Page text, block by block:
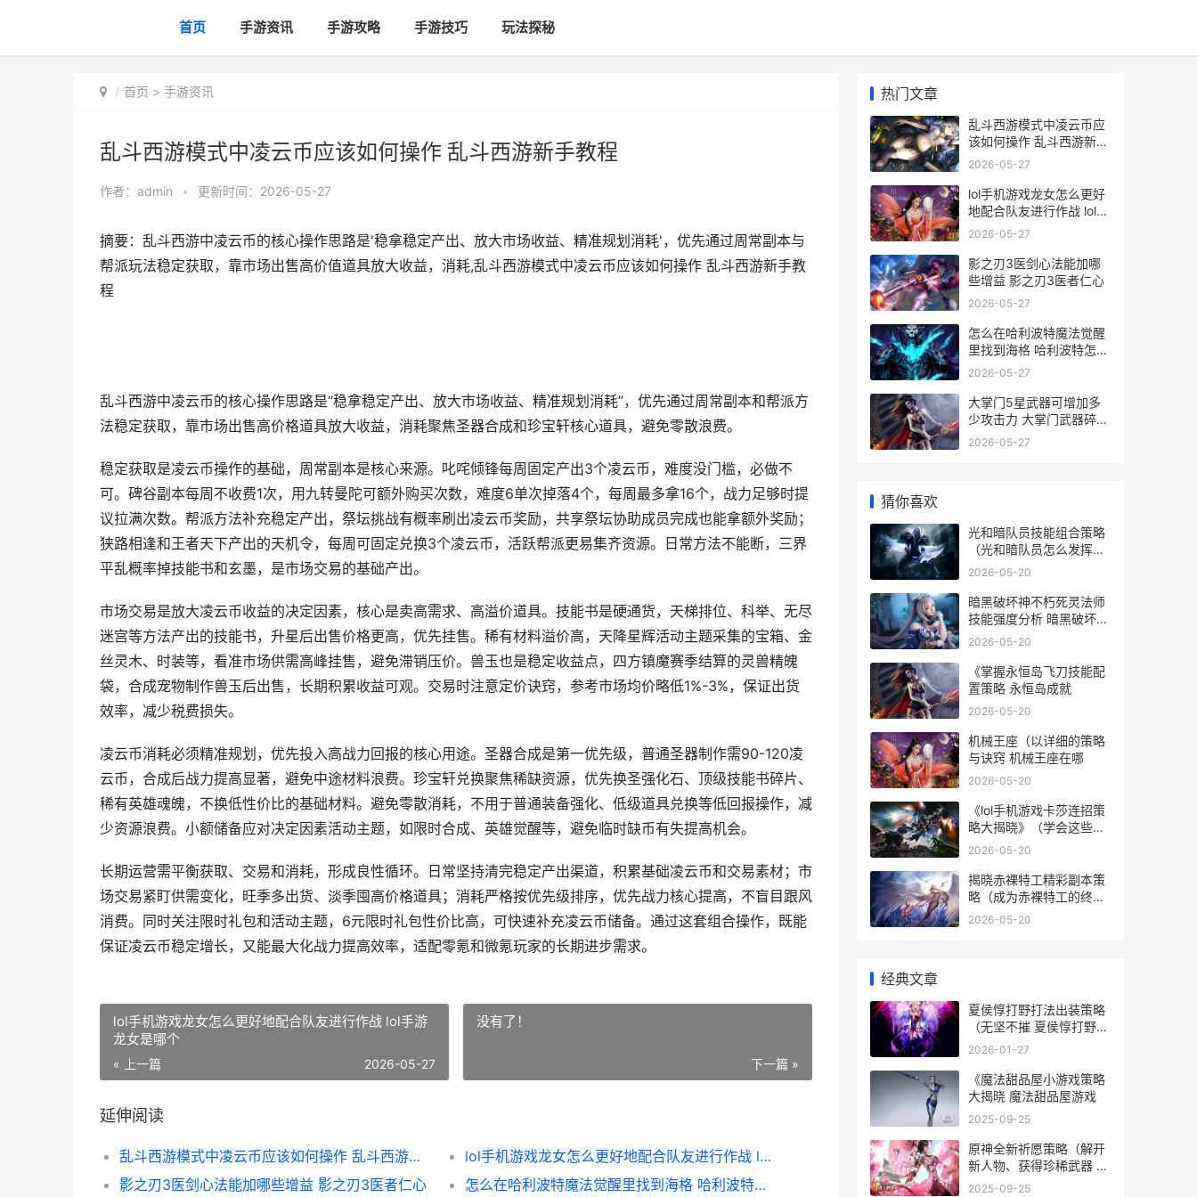
首页 手游资讯 手游攻略 手游技巧 玩法探秘
首页 > 手游资讯
乱斗西游模式中凌云币应该如何操作 乱斗西游新手教程
作者： admin • 更新时间：2026-05-27
摘要：乱斗西游中凌云币的核心操作思路是'稳拿稳定产出、放大市场收益、精准规划消耗'，优先通过周常副本与
帮派玩法稳定获取，靠市场出售高价值道具放大收益，消耗,乱斗西游模式中凌云币应该如何操作 乱斗西游新手教
程
乱斗西游中凌云币的核心操作思路是“稳拿稳定产出、放大市场收益、精准规划消耗”，优先通过周常副本和帮派方
法稳定获取，靠市场出售高价格道具放大收益，消耗聚焦圣器合成和珍宝轩核心道具，避免零散浪费。
稳定获取是凌云币操作的基础，周常副本是核心来源。叱咤倾锋每周固定产出3个凌云币，难度没门槛，必做不
可。碑谷副本每周不收费1次，用九转曼陀可额外购买次数，难度6单次掉落4个，每周最多拿16个，战力足够时提
议拉满次数。帮派方法补充稳定产出，祭坛挑战有概率刷出凌云币奖励，共享祭坛协助成员完成也能拿额外奖励；
狭路相逢和王者天下产出的天机令，每周可固定兑换3个凌云币，活跃帮派更易集齐资源。日常方法不能断，三界
平乱概率掉技能书和玄墨，是市场交易的基础产出。
市场交易是放大凌云币收益的决定因素，核心是卖高需求、高溢价道具。技能书是硬通货，天梯排位、科举、无尽
迷宫等方法产出的技能书，升星后出售价格更高，优先挂售。稀有材料溢价高，天降星辉活动主题采集的宝箱、金
丝灵木、时装等，看准市场供需高峰挂售，避免滞销压价。兽玉也是稳定收益点，四方镇魔赛季结算的灵兽精魄
袋，合成宠物制作兽玉后出售，长期积累收益可观。交易时注意定价诀窍，参考市场均价略低1%-3%，保证出货
效率，减少税费损失。
凌云币消耗必须精准规划，优先投入高战力回报的核心用途。圣器合成是第一优先级，普通圣器制作需90-120凌
云币，合成后战力提高显著，避免中途材料浪费。珍宝轩兑换聚焦稀缺资源，优先换圣强化石、顶级技能书碎片、
稀有英雄魂魄，不换低性价比的基础材料。避免零散消耗，不用于普通装备强化、低级道具兑换等低回报操作，减
少资源浪费。小额储备应对决定因素活动主题，如限时合成、英雄觉醒等，避免临时缺币有失提高机会。
长期运营需平衡获取、交易和消耗，形成良性循环。日常坚持清完稳定产出渠道，积累基础凌云币和交易素材；市
场交易紧盯供需变化，旺季多出货、淡季囤高价格道具；消耗严格按优先级排序，优先战力核心提高，不盲目跟风
消费。同时关注限时礼包和活动主题，6元限时礼包性价比高，可快速补充凌云币储备。通过这套组合操作，既能
保证凌云币稳定增长，又能最大化战力提高效率，适配零氪和微氪玩家的长期进步需求。
lol手机游戏龙女怎么更好地配合队友进行作战 lol手游
龙女是哪个
« 上一篇 2026-05-27
没有了！
下一篇 »
延伸阅读
乱斗西游模式中凌云币应该如何操作 乱斗西游新手教程
lol手机游戏龙女怎么更好地配合队友进行作战 lol手游龙女是哪个
影之刃3医剑心法能加哪些增益 影之刃3医者仁心
怎么在哈利波特魔法觉醒里找到海格 哈利波特怎么打开位置
热门文章
乱斗西游模式中凌云币应
该如何操作 乱斗西游新手
教程
2026-05-27
lol手机游戏龙女怎么更好
地配合队友进行作战 lol手
游龙女是哪个
2026-05-27
影之刃3医剑心法能加哪
些增益 影之刃3医者仁心
2026-05-27
怎么在哈利波特魔法觉醒
里找到海格 哈利波特怎么
打开位置
2026-05-27
大掌门5星武器可增加多
少攻击力 大掌门武器碎片
怎么获得
2026-05-27
猜你喜欢
光和暗队员技能组合策略
（光和暗队员怎么发挥最
大作用 光和暗队员技能怎
2026-05-20
暗黑破坏神不朽死灵法师
技能强度分析 暗黑破坏神
不朽野蛮人攻略
2026-05-20
《掌握永恒岛飞刀技能配
置策略 永恒岛成就
2026-05-20
机械王座（以详细的策略
与诀窍 机械王座在哪
2026-05-20
《lol手机游戏卡莎连招策
略大揭晓》（学会这些连
招让你玩转卡莎 手游lol有
2026-05-20
揭晓赤裸特工精彩副本策
略（成为赤裸特工的终极
玩家
2026-05-20
经典文章
夏侯惇打野打法出装策略
（无坚不摧 夏侯惇打野打
法教学
2026-01-27
《魔法甜品屋小游戏策略
大揭晓 魔法甜品屋游戏
2025-09-25
原神全新祈愿策略（解开
新人物、获得珍稀武器 原
神祈愿详细
2025-09-25